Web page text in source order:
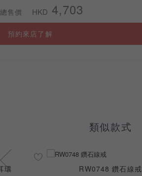
總售價 HKD 4,703
預約來店了解
類似款式
環 RW0748 鑽石線戒